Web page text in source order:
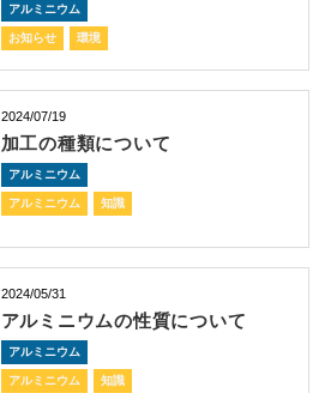
アルミニウム
お知らせ 環境
2024/07/19
加工の種類について
アルミニウム
アルミニウム 知識
2024/05/31
アルミニウムの性質について
アルミニウム
アルミニウム 知識